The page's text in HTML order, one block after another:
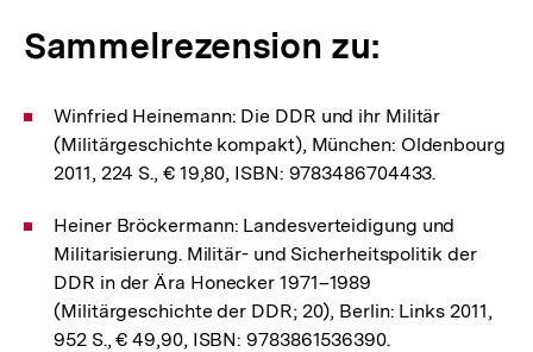
Sammelrezension zu:
Winfried Heinemann: Die DDR und ihr Militär
(Militärgeschichte kompakt), München: Oldenbourg
2011, 224 S., € 19,80, ISBN: 9783486704433.
Heiner Bröckermann: Landesverteidigung und
Militarisierung. Militär- und Sicherheitspolitik der
DDR in der Ära Honecker 1971–1989
(Militärgeschichte der DDR; 20), Berlin: Links 2011,
952 S., € 49,90, ISBN: 9783861536390.